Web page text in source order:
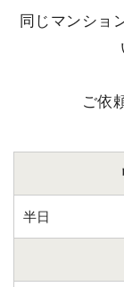
同じマンショ
ご依
半日